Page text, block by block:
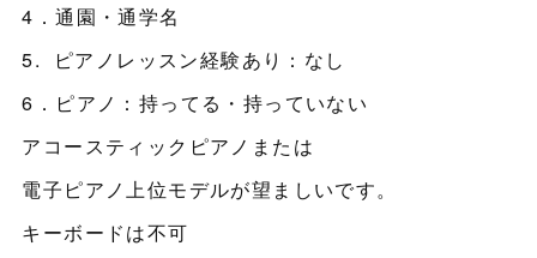
4．通園・通学名
5. ピアノレッスン経験あり：なし
6．ピアノ：持ってる・持っていない
アコースティックピアノまたは
電子ピアノ上位モデルが望ましいです。
キーボードは不可